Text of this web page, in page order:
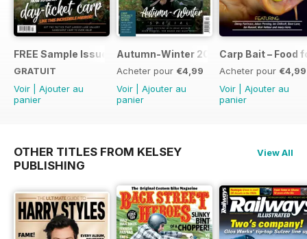
FREE Sample Issue
GRATUIT
Voir
Ajouter au
panier
Autumn-Winter 2018 Special Issue
Acheter pour €4,99
Voir
Ajouter au
panier
Carp Bait – Food
Acheter pour €4,99
Voir
Ajouter au
panier
OTHER TITLES FROM KELSEY
PUBLISHING
View All